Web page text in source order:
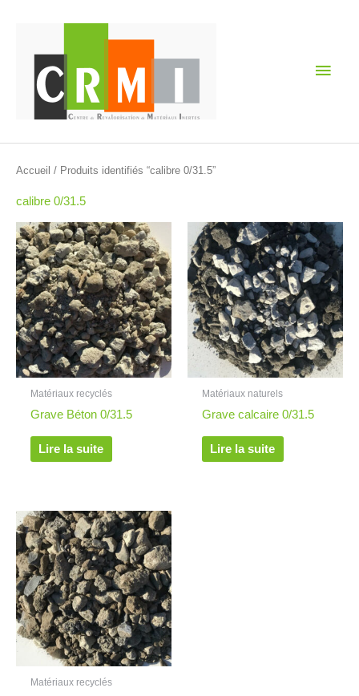
Accueil / Produits identifiés “calibre 0/31.5”
calibre 0/31.5
Matériaux recyclés
Grave Béton 0/31.5
Lire la suite
Matériaux naturels
Grave calcaire 0/31.5
Lire la suite
Matériaux recyclés